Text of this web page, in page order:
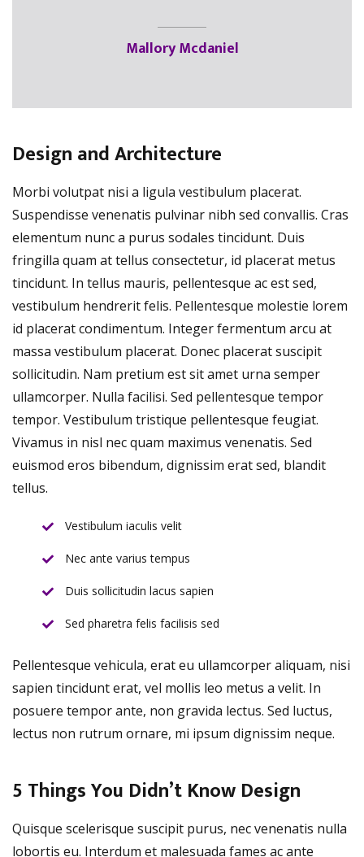
Mallory Mcdaniel
Design and Architecture
Morbi volutpat nisi a ligula vestibulum placerat.
Suspendisse venenatis pulvinar nibh sed convallis. Cras
elementum nunc a purus sodales tincidunt. Duis
fringilla quam at tellus consectetur, id placerat metus
tincidunt. In tellus mauris, pellentesque ac est sed,
vestibulum hendrerit felis. Pellentesque molestie lorem
id placerat condimentum. Integer fermentum arcu at
massa vestibulum placerat. Donec placerat suscipit
sollicitudin. Nam pretium est sit amet urna semper
ullamcorper. Nulla facilisi. Sed pellentesque tempor
tempor. Vestibulum tristique pellentesque feugiat.
Vivamus in nisl nec quam maximus venenatis. Sed
euismod eros bibendum, dignissim erat sed, blandit
tellus.
Vestibulum iaculis velit
Nec ante varius tempus
Duis sollicitudin lacus sapien
Sed pharetra felis facilisis sed
Pellentesque vehicula, erat eu ullamcorper aliquam, nisi
sapien tincidunt erat, vel mollis leo metus a velit. In
posuere tempor ante, non gravida lectus. Sed luctus,
lectus non rutrum ornare, mi ipsum dignissim neque.
5 Things You Didn’t Know Design
Quisque scelerisque suscipit purus, nec venenatis nulla
lobortis eu. Interdum et malesuada fames ac ante